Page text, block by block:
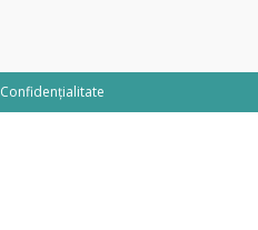
Confidențialitate